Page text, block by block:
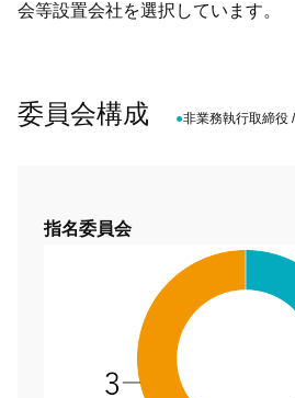
会等設置会社を選択しています。
委員会構成 ●非業務執行取締役 /
指名委員会